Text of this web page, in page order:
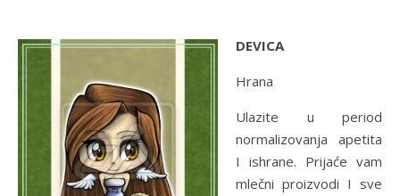
DEVICA
Hrana
Ulazite u period
normalizovanja apetita
I ishrane. Prijaće vam
mlečni proizvodi I sve